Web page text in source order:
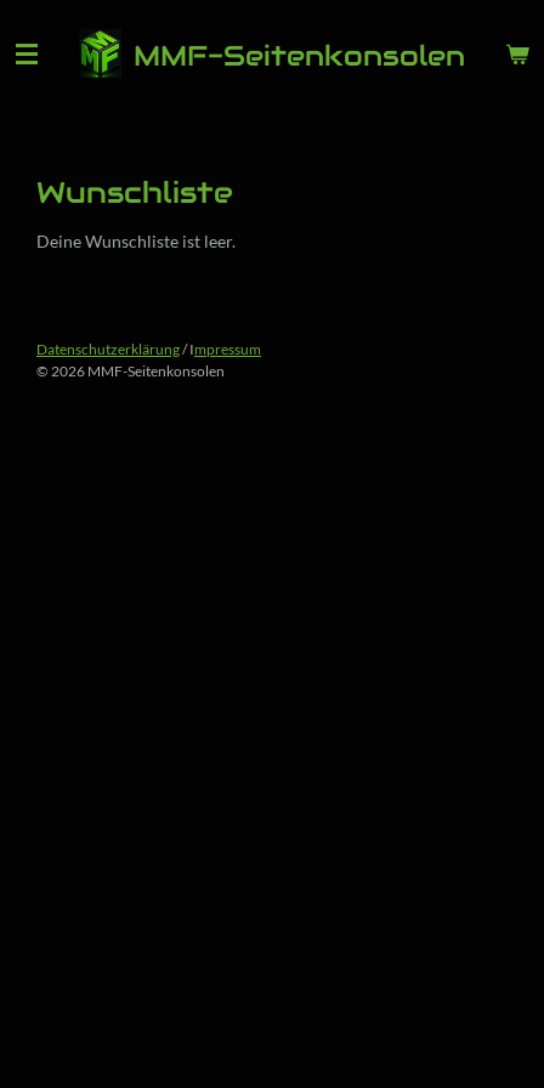
Hauptinhalt
MMF-Seitenkonsolen
Wunschliste
Deine Wunschliste ist leer.
Datenschutzerklärung/ Impressum
© 2026 MMF-Seitenkonsolen